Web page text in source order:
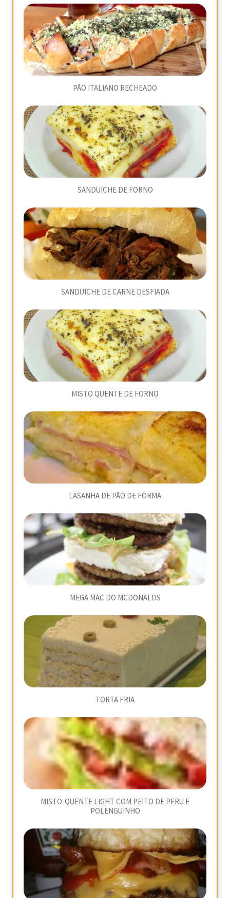
PÃO ITALIANO RECHEADO
SANDUÍCHE DE FORNO
SANDUICHE DE CARNE DESFIADA
MISTO QUENTE DE FORNO
LASANHA DE PÃO DE FORMA
MEGA MAC DO MCDONALDS
TORTA FRIA
MISTO-QUENTE LIGHT COM PEITO DE PERU E
POLENGUINHO